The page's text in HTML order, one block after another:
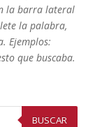
la barra lateral
la palabra,
Ejemplos:
que buscaba.
BUSCAR